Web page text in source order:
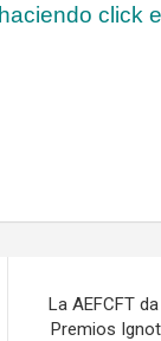
click
La AEFCFT
Premios